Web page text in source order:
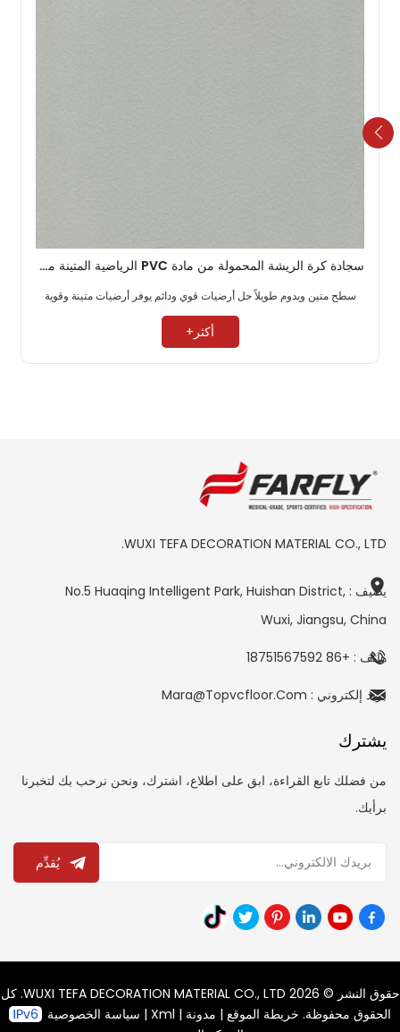
سجادة كرة الريشة المحمولة من مادة PVC الرياضية المتينة مقاس 4.5 مم
سطح متين ويدوم طويلاً حل أرضيات قوي ودائم يوفر أرضيات متينة وقوية ​
أكثر+
WUXI TEFA DECORATION MATERIAL CO., LTD.
يضيف : No.5 Huaqing Intelligent Park, Huishan District,
Wuxi, Jiangsu, China
هاتف : +86 18751567592
بريد إلكتروني : Mara@topvcfloor.com
يشترك
من فضلك تابع القراءة، ابق على اطلاع، اشترك، ونحن نرحب بك لتخبرنا
برأيك.
يُقدِّم
حقوق النشر © 2026 WUXI TEFA DECORATION MATERIAL CO., LTD. كل
الحقوق محفوظة. خريطة الموقع | مدونة |
Xml
| سياسة الخصوصية